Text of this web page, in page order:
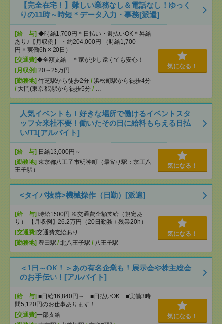
【完全在宅！】難しい業務なし＆電話なし！ゆっく
りの11時～時短＊データ入力・事務[派遣]
[給 与] ◆時給1,700円＊日払い・週払いOK＊昇給
あり♪【月収例】 ・約204,000円 （時給1,700
円 × 実働6h × 20日）
[交通費]◆全額支給 ＊家が少し遠くても安心！
[月収例] 20～25万円
[勤務地] 竹芝駅から徒歩2分 / 浜松町駅から徒歩4分
/ 大門(東京都)駅から徒歩5分 / …
気になる！
人気イベントも！好きな場所で働けるイベントスタ
ッフ☆来社不要！働いたその日に給料もらえる日払
い/T1[アルバイト]
[給 与] 日給13,000円～
[勤務地] 東京都八王子市明神町（最寄り駅：京王八
王子駅）
気になる！
<タイパ抜群>機械操作（日勤）[派遣]
[給 与] 時給1500円 ※交通費全額支給（規定あ
り） 【月収例】26.2万円（20日勤務＋残業20h）
[交通費]交通費支給あり
[勤務地] 豊田駅 / 北八王子駅 / 八王子駅
気になる！
＜1日～OK！＞あの有名企業も！展示会や株主総会
のお手伝い！[アルバイト]
[給 与] ■日給16,840円～ ■日払いOK ■実働3時
間5,120円のお仕事あります！
[交通費]一部支給
気になる！